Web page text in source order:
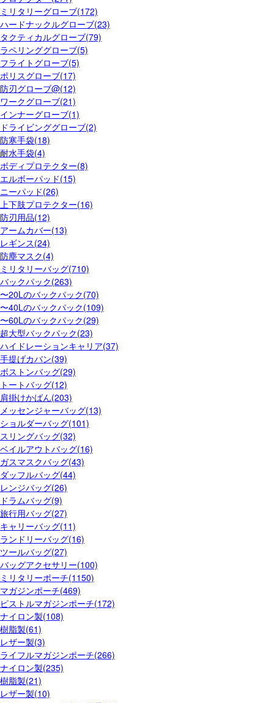
ミリタリーグローブ(172)
ハードナックルグローブ(23)
タクティカルグローブ(79)
ラペリンググローブ(5)
フライトグローブ(5)
ポリスグローブ(17)
防刃グローブ@(12)
ワークグローブ(21)
インナーグローブ(1)
ドライビンググローブ(2)
防寒手袋(18)
耐水手袋(4)
ボディプロテクター(8)
エルボーパッド(15)
ニーパッド(26)
上下肢プロテクター(16)
防刃用品(12)
アームカバー(13)
レギンス(24)
防塵マスク(4)
ミリタリーバッグ(710)
バックパック(263)
〜20Lのバックパック(70)
〜40Lのバックパック(109)
〜60Lのバックパック(29)
超大型バックパック(23)
ハイドレーションキャリア(37)
手提げカバン(39)
ボストンバッグ(29)
トートバッグ(12)
肩掛けかばん(203)
メッセンジャーバッグ(13)
ショルダーバッグ(101)
スリングバッグ(32)
ベイルアウトバッグ(16)
ガスマスクバッグ(43)
ダッフルバッグ(44)
レンジバッグ(26)
ドラムバッグ(9)
旅行用バッグ(27)
キャリーバッグ(11)
ランドリーバッグ(16)
ツールバッグ(27)
バッグアクセサリー(100)
ミリタリーポーチ(1150)
マガジンポーチ(469)
ピストルマガジンポーチ(172)
ナイロン製(108)
樹脂製(61)
レザー製(3)
ライフルマガジンポーチ(266)
ナイロン製(235)
樹脂製(21)
レザー製(10)